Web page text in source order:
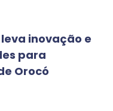
inovação e
para
Orocó